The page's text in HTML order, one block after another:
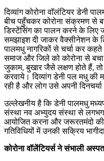
दिव्यांग कोरोना वॉलंटियर डेनी
बीच पहुँचकर कोरोना संक्रमण से
डिस्टेंसिंग का पालन करने के लिए
समझाइश दी जाकर वैक्सीनेशन के
पालमधु नागरिकों से चर्चा कर
समाज और जिले को कोरोना से
जुकाम, बुखार जैसे लक्षण होते हैं,
करवाये। दिव्यांग डेनी पल मधु की
रही है और लोग उसे अपनी
उल्लेखनीय है कि डेनी पालमधु
संस्था नव अभ्युदय संस्था से लगभग
आयोजित करना और जरूरतमंदो की
गतिविधियों में उनकी सक्रिय
कोरोना वॉलेंटियर्स ने संभाली